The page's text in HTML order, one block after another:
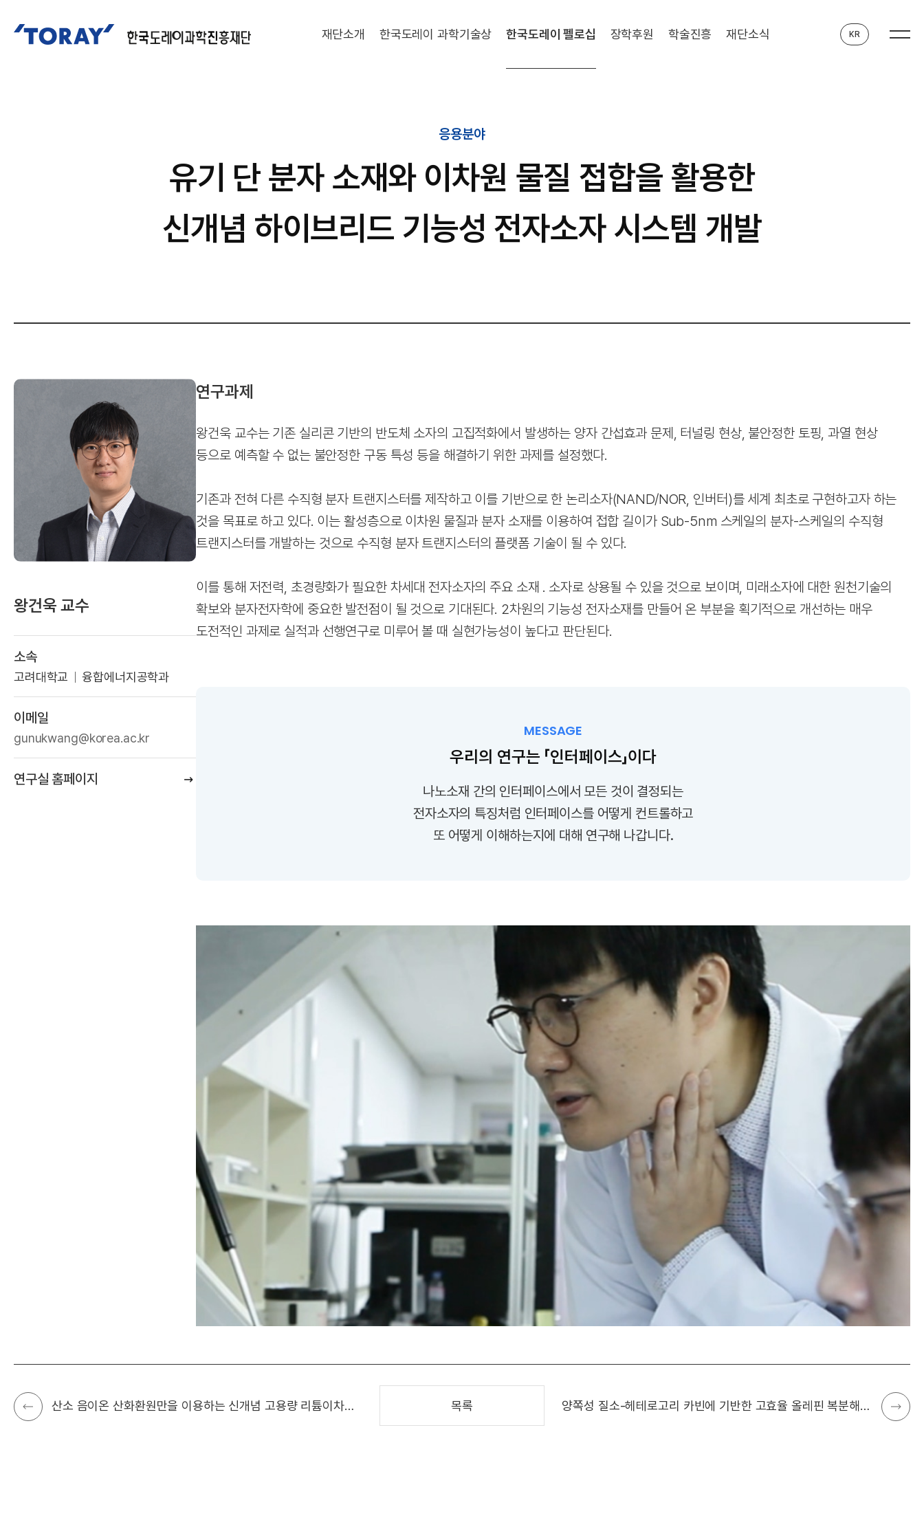
재단소개 한국도레이 과학기술상 한국도레이 펠로십 장학후원 학술진흥 재단소식 KR
응용분야
유기 단 분자 소재와 이차원 물질 접합을 활용한
신개념 하이브리드 기능성 전자소자 시스템 개발
왕건욱 교수
소속
고려대학교 융합에너지공학과
이메일
gunukwang@korea.ac.kr
연구실 홈페이지
연구과제
왕건욱 교수는 기존 실리콘 기반의 반도체 소자의 고집적화에서 발생하는 양자 간섭효과 문제, 터널링 현상, 불안정한 토핑, 과열 현상
등으로 예측할 수 없는 불안정한 구동 특성 등을 해결하기 위한 과제를 설정했다.
기존과 전혀 다른 수직형 분자 트랜지스터를 제작하고 이를 기반으로 한 논리소자(NAND/NOR, 인버터)를 세계 최초로 구현하고자 하는
것을 목표로 하고 있다. 이는 활성층으로 이차원 물질과 분자 소재를 이용하여 접합 길이가 Sub-5nm 스케일의 분자-스케일의 수직형
트랜지스터를 개발하는 것으로 수직형 분자 트랜지스터의 플랫폼 기술이 될 수 있다.
이를 통해 저전력, 초경량화가 필요한 차세대 전자소자의 주요 소재 ․ 소자로 상용될 수 있을 것으로 보이며, 미래소자에 대한 원천기술의
확보와 분자전자학에 중요한 발전점이 될 것으로 기대된다. 2차원의 기능성 전자소재를 만들어 온 부분을 획기적으로 개선하는 매우
도전적인 과제로 실적과 선행연구로 미루어 볼 때 실현가능성이 높다고 판단된다.
MESSAGE
우리의 연구는 「인터페이스」이다
나노소재 간의 인터페이스에서 모든 것이 결정되는
전자소자의 특징처럼 인터페이스를 어떻게 컨트롤하고
또 어떻게 이해하는지에 대해 연구해 나갑니다.
산소 음이온 산화환원만을 이용하는 신개념 고용량 리튬이차전지 양극소재 개발 목록 양쪽성 질소-헤테로고리 카빈에 기반한 고효율 올레핀 복분해 촉매 개발